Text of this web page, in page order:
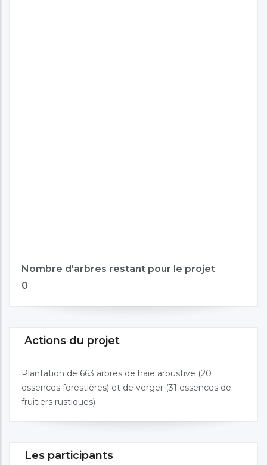
Nombre d'arbres restant pour le projet
0
Actions du projet
Plantation de 663 arbres de haie arbustive (20
essences forestières) et de verger (31 essences de
fruitiers rustiques)
Les participants